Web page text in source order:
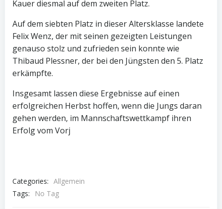
Kauer diesmal auf dem zweiten Platz.
Auf dem siebten Platz in dieser Altersklasse landete
Felix Wenz, der mit seinen gezeigten Leistungen
genauso stolz und zufrieden sein konnte wie
Thibaud Plessner, der bei den Jüngsten den 5. Platz
erkämpfte.
Insgesamt lassen diese Ergebnisse auf einen
erfolgreichen Herbst hoffen, wenn die Jungs daran
gehen werden, im Mannschaftswettkampf ihren
Erfolg vom Vorj
Categories: Allgemein
Tags:
No Tag